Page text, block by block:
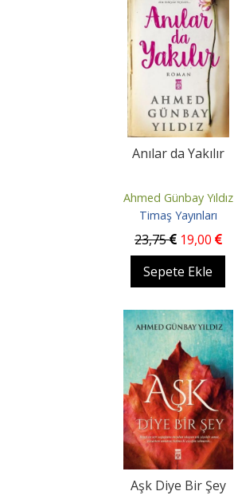
Anılar da Yakılır
Ahmed Günbay Yıldız
Timaş Yayınları
23,75 19,00
Sepete Ekle
Aşk Diye Bir Şey